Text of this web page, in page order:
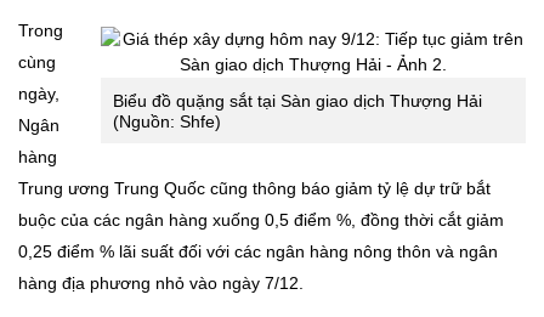
Biểu đồ quặng sắt tại Sàn giao dịch Thượng Hải
(Nguồn: Shfe)
Trong
cùng
ngày,
Ngân
hàng
Trung ương Trung Quốc cũng thông báo giảm tỷ lệ dự trữ bắt
buộc của các ngân hàng xuống 0,5 điểm %, đồng thời cắt giảm
0,25 điểm % lãi suất đối với các ngân hàng nông thôn và ngân
hàng địa phương nhỏ vào ngày 7/12.